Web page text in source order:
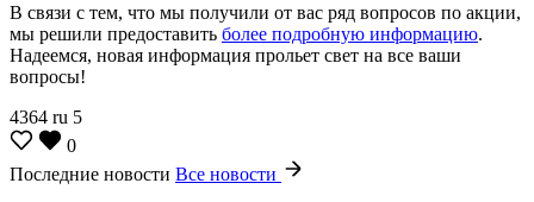
В связи с тем, что мы получили от вас ряд вопросов по акции,
мы решили предоставить более подробную информацию.
Надеемся, новая информация прольет свет на все ваши
вопросы!
4364 ru 5
0
Последние новости Все новости